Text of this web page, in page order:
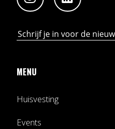
MENU
Huisvesting
Events